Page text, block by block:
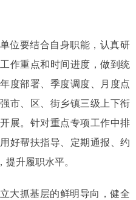
位要结合自身职能，认真研
作重点和时间进度，做到统
度部署、季度调度、月度点
市、区、街乡镇三级上下衔
展。针对重点专项工作中排
好帮扶指导、定期通报、约
升履职水平。
大抓基层的鲜明导向，健全